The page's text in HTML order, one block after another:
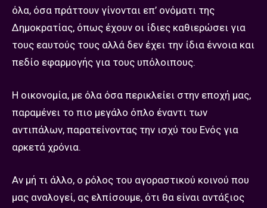
όλα, όσα πράττουν γίνονται επ’ ονόματι της
Δημοκρατίας, όπως έχουν οι ίδιες καθιερώσει για
τους εαυτούς τους αλλά δεν έχει την ίδια έννοια και
πεδίο εφαρμογής για τους υπόλοιπους.
Η οικονομία, με όλα όσα περικλείει στην εποχή μας,
παραμένει το πιο μεγάλο όπλο έναντι των
αντιπάλων, παρατείνοντας την ισχύ του Ενός για
αρκετά χρόνια.
Αν μή τι άλλο, ο ρόλος του αγοραστικού κοινού που
μας αναλογεί, ας ελπίσουμε, ότι θα είναι αντάξιος